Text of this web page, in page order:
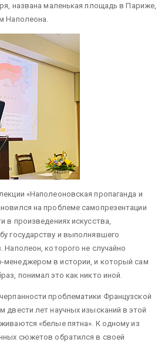
названа маленькая площадь в Париже,
Наполеона.
«Наполеоновская пропаганда и
на проблеме самопрезентации
в произведениях искусства,
государству и выполнявшего
Наполеон, которого не случайно
в истории, и который сам
понимал это как никто иной.
проблематики Французской
двести лет научных изысканий в этой
«белые пятна». К одному из
сюжетов обратился в своей